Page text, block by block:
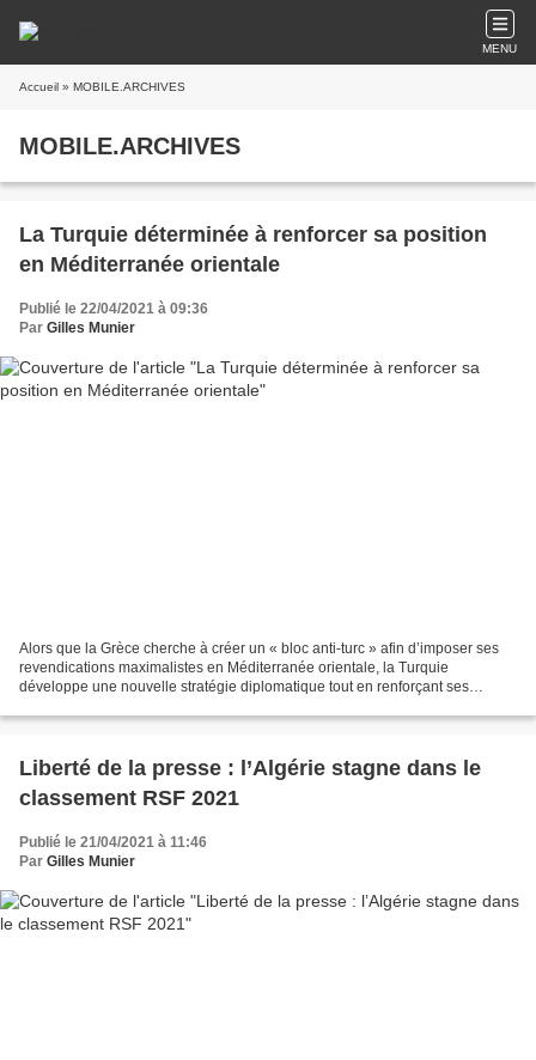
MENU
Accueil » MOBILE.ARCHIVES
MOBILE.ARCHIVES
La Turquie déterminée à renforcer sa position
en Méditerranée orientale
Publié le 22/04/2021 à 09:36
Par Gilles Munier
Alors que la Grèce cherche à créer un « bloc anti-turc » afin d’imposer ses
revendications maximalistes en Méditerranée orientale, la Turquie
développe une nouvelle stratégie diplomatique tout en renforçant ses
Liberté de la presse : l’Algérie stagne dans le
classement RSF 2021
Publié le 21/04/2021 à 11:46
Par Gilles Munier